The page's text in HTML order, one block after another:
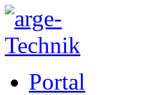
Portal